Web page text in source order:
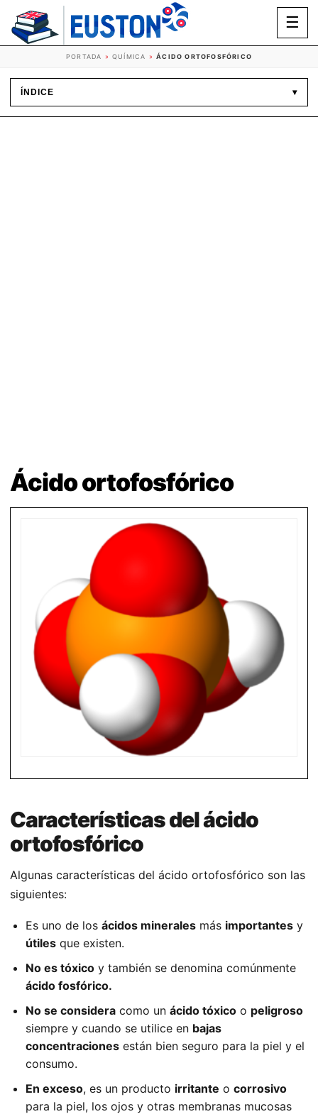
☰
PORTADA »QUÍMICA »ÁCIDO ORTOFOSFÓRICO
ÍNDICE ▾
Ácido ortofosfórico
Características del ácido
ortofosfórico
Algunas características del ácido ortofosfórico son las
siguientes:
Es uno de los ácidos minerales más importantes y
útiles que existen.
No es tóxico y también se denomina comúnmente
ácido fosfórico.
No se considera como un ácido tóxico o peligroso
siempre y cuando se utilice en bajas
concentraciones están bien seguro para la piel y el
consumo.
En exceso, es un producto irritante o corrosivo
para la piel, los ojos y otras membranas mucosas